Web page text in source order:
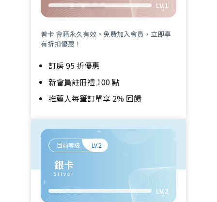
LV.1
普卡 會籍永久有效。免費加入會員，立即享
有折扣優惠！
訂房 95 折優惠
新會員註冊禮 100 點
推薦人每筆訂單享 2% 回饋
目前等級 LV.2
銀卡
Silver
LV.2